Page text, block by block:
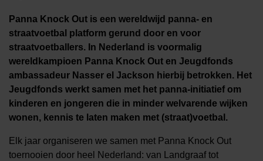
Panna Knock Out is een wereldwijd panna- en
straatvoetbal platform gerund door en voor
straatvoetballers. In Nederland is voormalig
wereldkampioen Panna Knock Out en Jeugdfonds
ambassadeur Nasser el Jackson hierbij betrokken. Het
Jeugdfonds werkt samen met het panna-initiatief om
kinderen en jongeren die in minder welvarende wijken
wonen, kennis te laten maken met (straat)voetbal.
Elk jaar organiseren we samen met Panna Knock Out
toernooien door heel Nederland: van Landgraaf tot